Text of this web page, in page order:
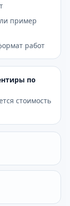
пример
работ
по
стоимость